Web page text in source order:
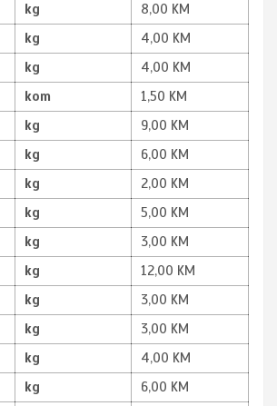
kg
8,00 KM
kg
4,00 KM
kg
4,00 KM
kom
1,50 KM
kg
9,00 KM
kg
6,00 KM
kg
2,00 KM
kg
5,00 KM
kg
3,00 KM
kg
12,00 KM
kg
3,00 KM
kg
3,00 KM
kg
4,00 KM
kg
6,00 KM